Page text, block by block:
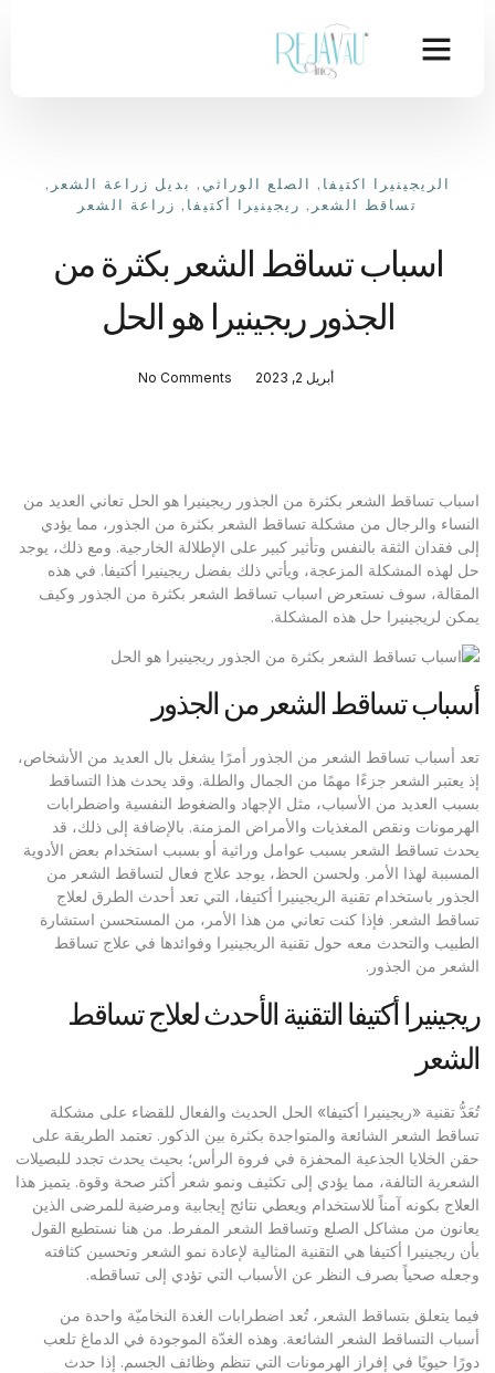
الريجينيرا اكتيفا , الصلع الوراثي , بديل زراعة الشعر ,
تساقط الشعر , ريجينيرا أكتيفا , زراعة الشعر
اسباب تساقط الشعر بكثرة من
الجذور ريجينيرا هو الحل
أبريل 2, 2023 No Comments
اسباب تساقط الشعر بكثرة من الجذور ريجينيرا هو الحل تعاني العديد من
النساء والرجال من مشكلة تساقط الشعر بكثرة من الجذور، مما يؤدي
إلى فقدان الثقة بالنفس وتأثير كبير على الإطلالة الخارجية. ومع ذلك، يوجد
حل لهذه المشكلة المزعجة، ويأتي ذلك بفضل ريجينيرا أكتيفا. في هذه
المقالة، سوف نستعرض اسباب تساقط الشعر بكثرة من الجذور وكيف
يمكن لريجينيرا حل هذه المشكلة.
أسباب تساقط الشعر من الجذور
تعد أسباب تساقط الشعر من الجذور أمرًا يشغل بال العديد من الأشخاص،
إذ يعتبر الشعر جزءًا مهمًا من الجمال والطلة. وقد يحدث هذا التساقط
بسبب العديد من الأسباب، مثل الإجهاد والضغوط النفسية واضطرابات
الهرمونات ونقص المغذيات والأمراض المزمنة. بالإضافة إلى ذلك، قد
يحدث تساقط الشعر بسبب عوامل وراثية أو بسبب استخدام بعض الأدوية
المسببة لهذا الأمر. ولحسن الحظ، يوجد علاج فعال لتساقط الشعر من
الجذور باستخدام تقنية الريجينيرا أكتيفا، التي تعد أحدث الطرق لعلاج
تساقط الشعر. فإذا كنت تعاني من هذا الأمر، من المستحسن استشارة
الطبيب والتحدث معه حول تقنية الريجينيرا وفوائدها في علاج تساقط
الشعر من الجذور.
ريجينيرا أكتيفا التقنية الأحدث لعلاج تساقط
الشعر
تُعَدُّ تقنية «ريجينيرا أكتيفا» الحل الحديث والفعال للقضاء على مشكلة
تساقط الشعر الشائعة والمتواجدة بكثرة بين الذكور. تعتمد الطريقة على
حقن الخلايا الجذعية المحفزة في فروة الرأس؛ بحيث يحدث تجدد للبصيلات
الشعرية التالفة، مما يؤدي إلى تكثيف ونمو شعر أكثر صحة وقوة. يتميز هذا
العلاج بكونه آمناً للاستخدام ويعطي نتائج إيجابية ومرضية للمرضى الذين
يعانون من مشاكل الصلع وتساقط الشعر المفرط. من هنا نستطيع القول
بأن ريجينيرا أكتيفا هي التقنية المثالية لإعادة نمو الشعر وتحسين كثافته
وجعله صحياً بصرف النظر عن الأسباب التي تؤدي إلى تساقطه.
فيما يتعلق بتساقط الشعر، تُعد اضطرابات الغدة النخاميّة واحدة من
أسباب التساقط الشعر الشائعة. وهذه الغدّة الموجودة في الدماغ تلعب
دورًا حيويًا في إفراز الهرمونات التي تنظم وظائف الجسم. إذا حدث